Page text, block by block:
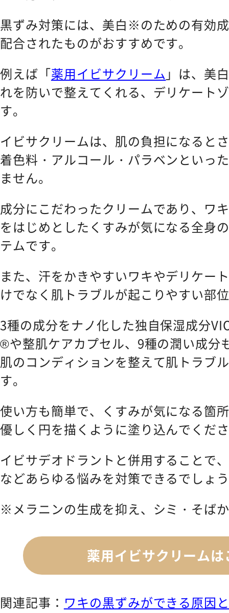
黒ずみ対策には、美白※のための有効
配合されたものがおすすめです。
例えば「薬用イビサクリーム 」は、美
れを防いで整えてくれる、デリケート
す。
イビサクリームは、肌の負担になると
着色料・アルコール・パラベンといっ
ません。
成分にこだわったクリームであり、ワ
をはじめとしたくすみが気になる全身
テムです。
また、汗をかきやすいワキやデリケー
けでなく肌トラブルが起こりやすい部
3種の成分をナノ化した独自保湿成分
®や整肌ケアカプセル、9種の潤い成分
肌のコンディションを整えて肌トラブ
す。
使い方も簡単で、くすみが気になる箇
優しく円を描くように塗り込んでくだ
イビサデオドラントと併用することで
などあらゆる悩みを対策できるでしょ
※メラニンの生成を抑え、シミ・そば
薬用イビサクリーム
関連記事： ワキの黒ずみができる原因